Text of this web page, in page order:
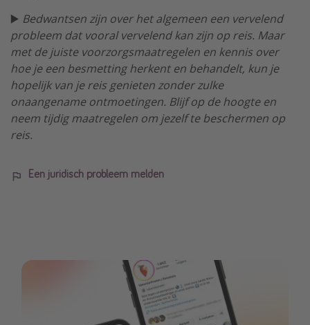
▶️ Bedwantsen zijn over het algemeen een vervelend
probleem dat vooral vervelend kan zijn op reis. Maar
met de juiste voorzorgsmaatregelen en kennis over
hoe je een besmetting herkent en behandelt, kun je
hopelijk van je reis genieten zonder zulke
onaangename ontmoetingen. Blijf op de hoogte en
neem tijdig maatregelen om jezelf te beschermen op
reis.
Een juridisch probleem melden